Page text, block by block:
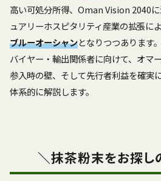
高い可処分所得、Oman Vision 2040
ュアリーホスピタリティ産業の拡張に
ブルーオーシャンとなりつつあります
バイヤー・輸出関係者に向けて、オマ
参入時の壁、そして先行者利益を確実
体系的に解説します。
＼抹茶粉末をお探し